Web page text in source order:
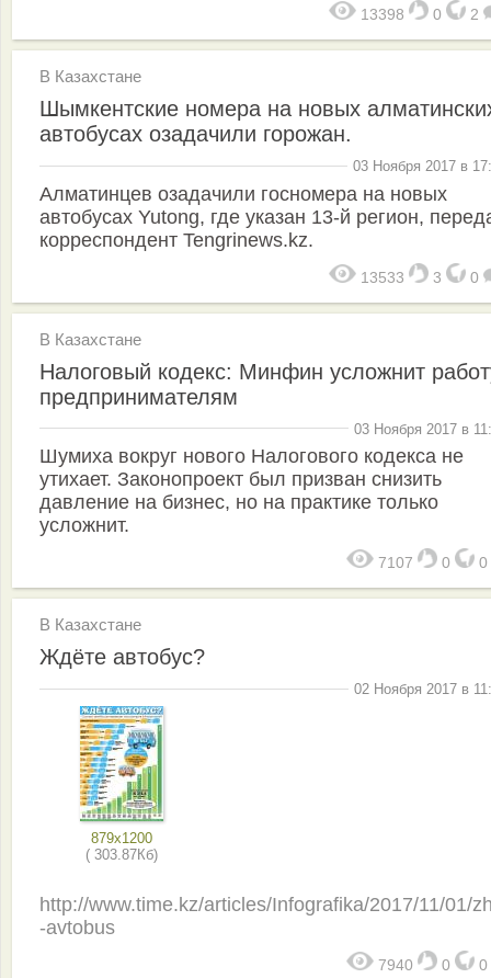
13398 0 2
В Казахстане
Шымкентские номера на новых
автобусах озадачили горожан.
03 Ноября 2017 в
Алматинцев озадачили госномера на новых
автобусах Yutong, где указан 13-й регион,
корреспондент Tengrinews.kz.
13533 3 0
В Казахстане
Налоговый кодекс: Минфин усложнит
предпринимателям
03 Ноября 2017 в
Шумиха вокруг нового Налогового кодекса не
утихает. Законопроект был призван снизить
давление на бизнес, но на практике только
усложнит.
7107 0 0
В Казахстане
Ждёте автобус?
02 Ноября 2017 в
879x1200
( 303.87Кб)
http://www.time.kz/articles/Infografika/2017/11/01/
-avtobus
7940 0 0